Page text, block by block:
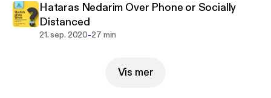
Hataras Nedarim Over Phone or Socially
Distanced
21. sep. 2020-27 min
Vis mer